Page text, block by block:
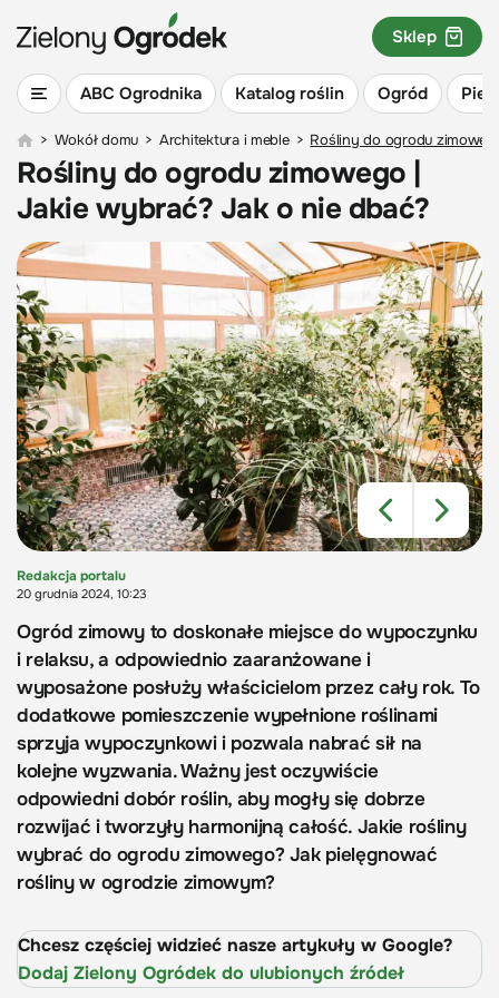
ABC Ogrodnika Katalog roślin Ogród
Sklep
> Wokół domu > Architektura i meble > Rośliny do ogrodu
Rośliny do ogrodu zimowego |
Jakie wybrać? Jak o nie dbać?
Redakcja portalu
20 grudnia 2024, 10:23
Ogród zimowy to doskonałe miejsce do wypoczynku
i relaksu, a odpowiednio zaaranżowane i
wyposażone posłuży właścicielom przez cały rok. To
dodatkowe pomieszczenie wypełnione roślinami
sprzyja wypoczynkowi i pozwala nabrać sił na
kolejne wyzwania. Ważny jest oczywiście
odpowiedni dobór roślin, aby mogły się dobrze
rozwijać i tworzyły harmonijną całość. Jakie rośliny
wybrać do ogrodu zimowego? Jak pielęgnować
rośliny w ogrodzie zimowym?
Chcesz częściej widzieć nasze artykuły w Google?
Dodaj Zielony Ogródek do ulubionych źródeł